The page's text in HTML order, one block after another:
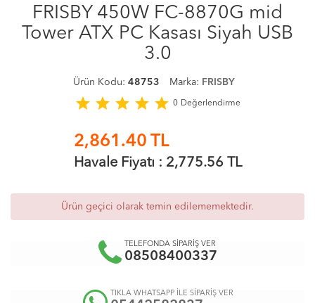
FRISBY 450W FC-8870G mid
Tower ATX PC Kasası Siyah USB
3.0
Ürün Kodu: 48753 Marka: FRISBY
star star star star star 0 Değerlendirme
2,861.40 TL
Havale Fiyatı : 2,775.56TL
Ürün geçici olarak temin edilememektedir.
TELEFONDA SİPARİŞ VER
08508400337
TIKLA WHATSAPP İLE SİPARİŞ VER